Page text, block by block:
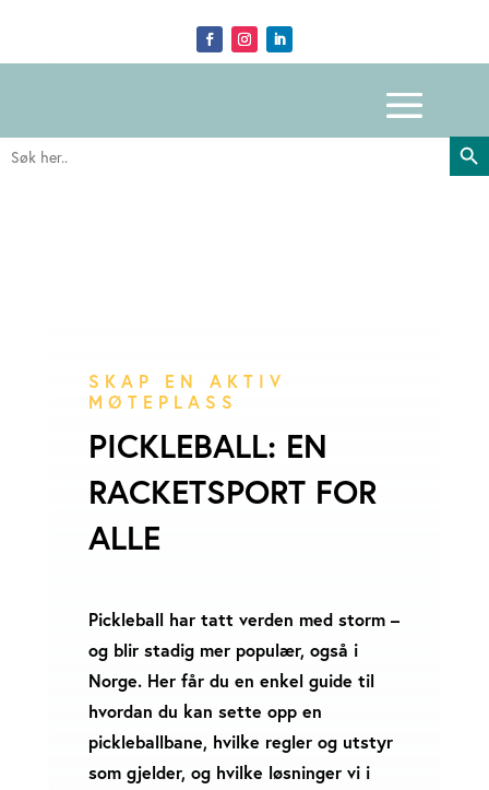
Search
for:
Search
SKAP EN AKTIV
MØTEPLASS
PICKLEBALL: EN
RACKETSPORT FOR
ALLE
Pickleball har tatt verden med storm –
og blir stadig mer populær, også i
Norge. Her får du en enkel guide til
hvordan du kan sette opp en
pickleballbane, hvilke regler og utstyr
som gjelder, og hvilke løsninger vi i